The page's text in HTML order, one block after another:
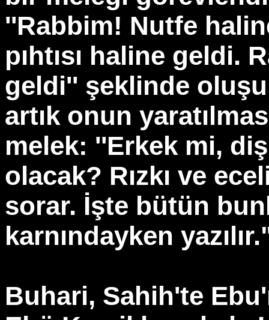
''Rabbim! Nutfe
pıhtısı haline geldi.
geldi'' şeklinde
artık onun
melek: ''Erkek mi,
olacak? Rızkı ve
sorar. İşte bütün
karnındayken
Buhari, Sahih'te